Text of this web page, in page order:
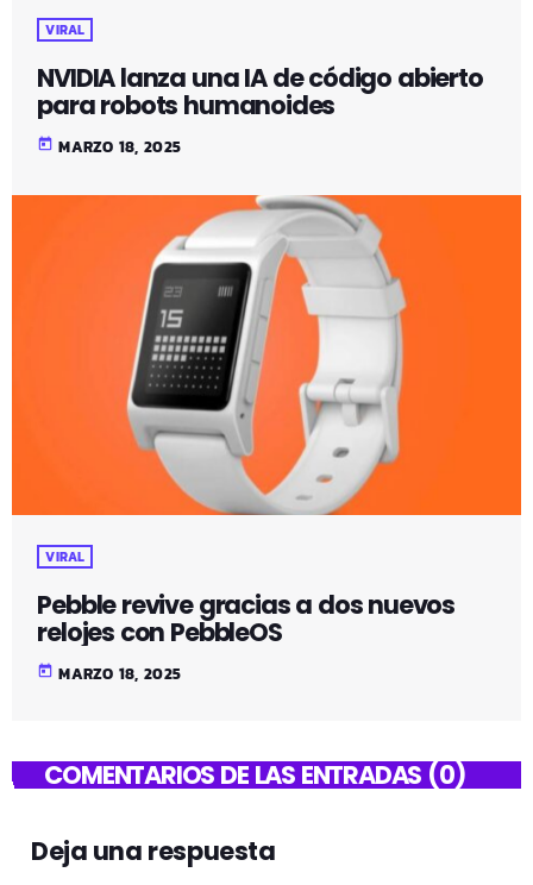
VIRAL
NVIDIA lanza una IA de código abierto
para robots humanoides
today MARZO 18, 2025
VIRAL
Pebble revive gracias a dos nuevos
relojes con PebbleOS
today MARZO 18, 2025
COMENTARIOS DE LAS ENTRADAS (0)
Deja una respuesta